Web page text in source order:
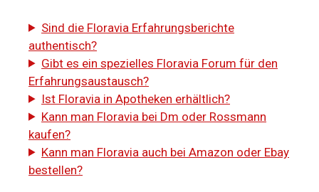
Sind die Floravia Erfahrungsberichte
authentisch?
Gibt es ein spezielles Floravia Forum für den
Erfahrungsaustausch?
Ist Floravia in Apotheken erhältlich?
Kann man Floravia bei Dm oder Rossmann
kaufen?
Kann man Floravia auch bei Amazon oder Ebay
bestellen?